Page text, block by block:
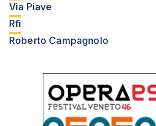
Via Piave
Rfi
Roberto Campagnolo